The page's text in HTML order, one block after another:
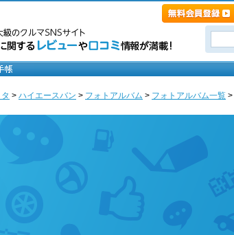
> ハイエースバン > フォトアルバム > フォトアルバム一覧 >